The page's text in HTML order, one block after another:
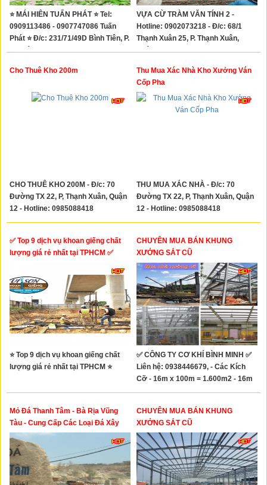
⭐ MÁI HIÊN TUẤN PHÁT ⭐ Tel:
0909113486 - 0907747086 Tuấn
Phát ⭐ Đ/c: 231/71/49D Bình Tiên, P.
8, Quận 6
VỰA CỪ TRÀM VĂN TÍNH 2 -
Hotline: 0902073218 - Đ/c: 68/1
Thạnh Xuân 25, P. Thạnh Xuân,
Quận 12
Cho Thuê Kho 200m
CHO THUÊ KHO 200M - Đ/c: 70
Đường TX 22, P, Thạnh Xuân, Quận
12 - Hotline: 0985088418
Thu Mua Xác Nhà Kho Xưởng Ván
Cốp Pha
THU MUA XÁC NHÀ - Đ/c: 70
Đường TX 22, P, Thạnh Xuân, Quận
12 - Hotline: 0985088418
✅ Top 9 dịch vụ khoan giếng chất
lượng giá rẻ nhất tại TPHCM ✅
⭐ Top 9 dịch vụ khoan giếng chất
lượng giá rẻ nhất tại TPHCM ⭐
CHUYÊN MUA BÁN KHUNG
XƯỞNG SẮT CŨ
✅ CÔNG TY CƠ KHÍ BÌNH MINH ✅
Liên hệ: 0938446679, - Các Kích
Cỡ - 16m x 100m = 1.600m2 - 16m
x 50m = 800m2 - 32m x 100m =
30mx100m=3.000m2 -
20mx60m=1.200m2 -
18mx100m=1.800m2
Mỏ Đá Thanh Tâm - Bà Rịa Vũng
Tàu - Cung Cấp Các Loại Đá Xây
Dựng
CHUYÊN MUA BÁN KHUNG
XƯỞNG SẮT CŨ